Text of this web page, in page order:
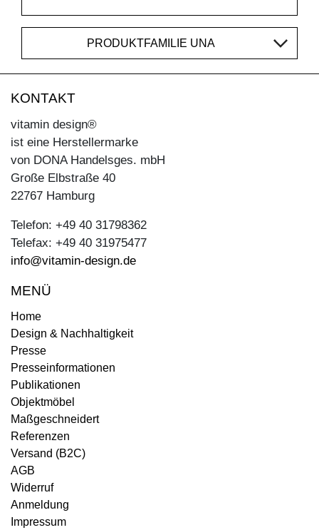
PRODUKTFAMILIE UNA
KONTAKT
vitamin design®
ist eine Herstellermarke
von DONA Handelsges. mbH
Große Elbstraße 40
22767 Hamburg
Telefon: +49 40 31798362
Telefax: +49 40 31975477
info@vitamin-design.de
MENÜ
Home
Design & Nachhaltigkeit
Presse
Presseinformationen
Publikationen
Objektmöbel
Maßgeschneidert
Referenzen
Versand (B2C)
AGB
Widerruf
Anmeldung
Impressum